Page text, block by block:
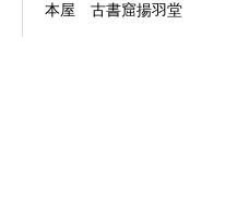
本屋 古書窟揚羽堂